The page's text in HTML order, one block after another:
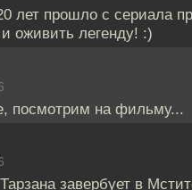
лет прошло с сериала
оживить легенду! :)
посмотрим на фильму...
завербует в